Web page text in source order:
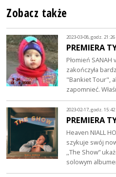
Zobacz także
2023-03-08, godz. 21:26
PREMIERA
Płomień
zakończyła
"Bankiet Tour",
zapomnieć.
2023-02-17, godz. 15:42
PREMIERA
Heaven NIALL
szykuje swój
,,The Show”
solowym